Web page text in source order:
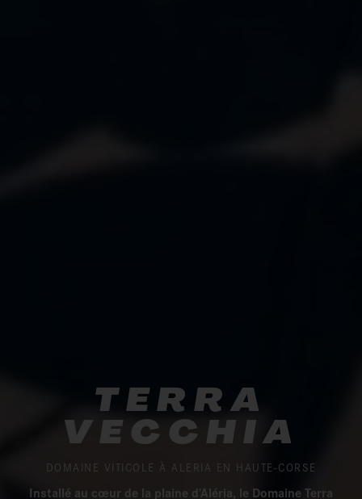
DOMAINE VITICOLE À ALERIA EN HAUTE-CORSE
TERRA
VECCHIA
Installé au cœur de la plaine d’Aléria, le Domaine Terra